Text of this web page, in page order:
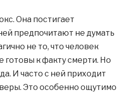
Она постигает
предпочитают не думать
не то, что человек
готовы к факту смерти. Но
И часто с ней приходит
Это особенно ощутимо